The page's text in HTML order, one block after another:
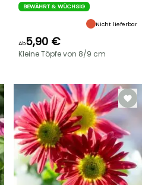
BEWÄHRT & WÜCHSIG
Nicht lieferbar
Ab5,90 €
Kleine Töpfe von 8/9 cm